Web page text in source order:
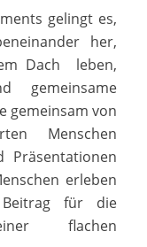
gelingt es,
her,
Dach leben,
gemeinsame
gemeinsam von
Menschen
Präsentationen
erleben
für die
flachen